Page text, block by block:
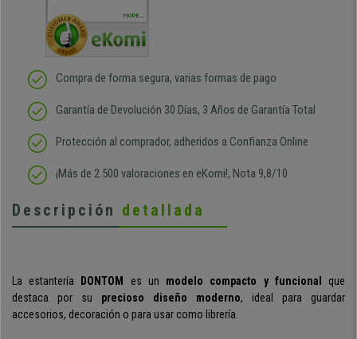
MORE...
Compra de forma segura, varias formas de pago
Garantía de Devolución 30 Días, 3 Años de Garantía Total
Protección al comprador, adheridos a Confianza Online
¡Más de 2.500 valoraciones en eKomi!, Nota 9,8/10
Descripción detallada
La estantería DONTOM es un modelo compacto y funcional
que
destaca por su precioso diseño moderno, ideal para guardar
accesorios, decoración o para usar como librería.